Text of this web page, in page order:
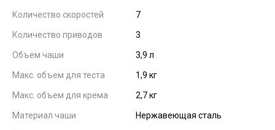
Количество скоростей 7
Количество приводов 3
Объем чаши 3,9 л
Макс. объем для теста 1,9 кг
Макс. объем для крема 2,7 кг
Материал чаши Нержавеющая сталь